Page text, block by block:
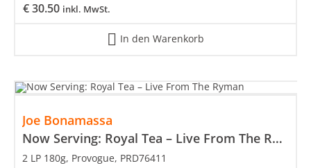
€30.50 inkl. MwSt.
In den Warenkorb
Joe Bonamassa
Now Serving: Royal Tea – Live From The Ryman
2 LP 180g, Provogue, PRD76411